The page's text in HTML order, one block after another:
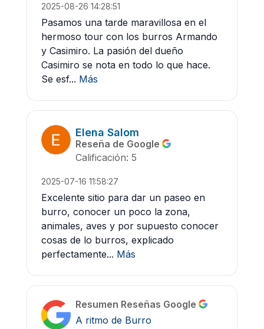
2025-08-26 14:28:51
Pasamos una tarde maravillosa en el
hermoso tour con los burros Armando
y Casimiro. La pasión del dueño
Casimiro se nota en todo lo que hace.
Se esf... Más
Elena Salom
Reseña de Google
Calificación: 5
2025-07-16 11:58:27
Excelente sitio para dar un paseo en
burro, conocer un poco la zona,
animales, aves y por supuesto conocer
cosas de lo burros, explicado
perfectamente... Más
Resumen Reseñas Google
A ritmo de Burro